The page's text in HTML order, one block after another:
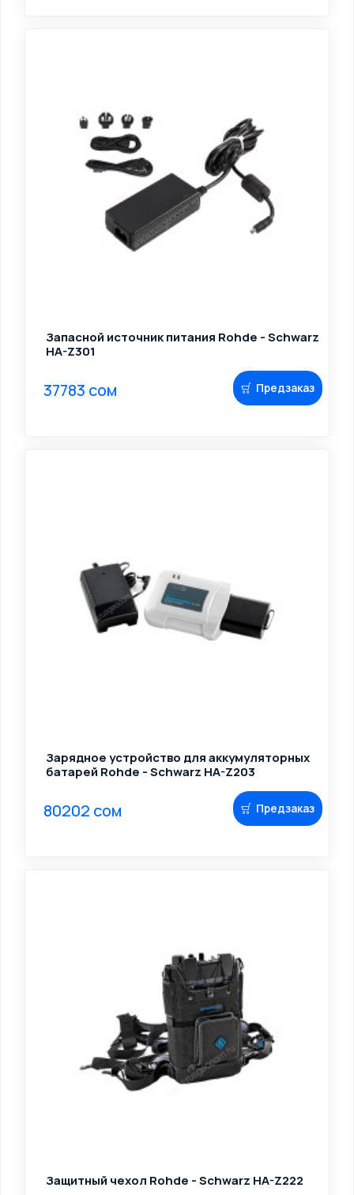
Запасной источник питания Rohde - Schwarz
HA-Z301
37783 сом Предзаказ
Зарядное устройство для аккумуляторных
батарей Rohde - Schwarz HA-Z203
80202 сом Предзаказ
Защитный чехол Rohde - Schwarz HA-Z222